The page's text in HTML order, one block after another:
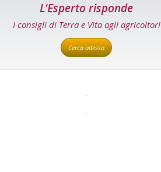
L'Esperto risponde
I consigli di Terra e Vita agli agricoltori
Cerca adesso